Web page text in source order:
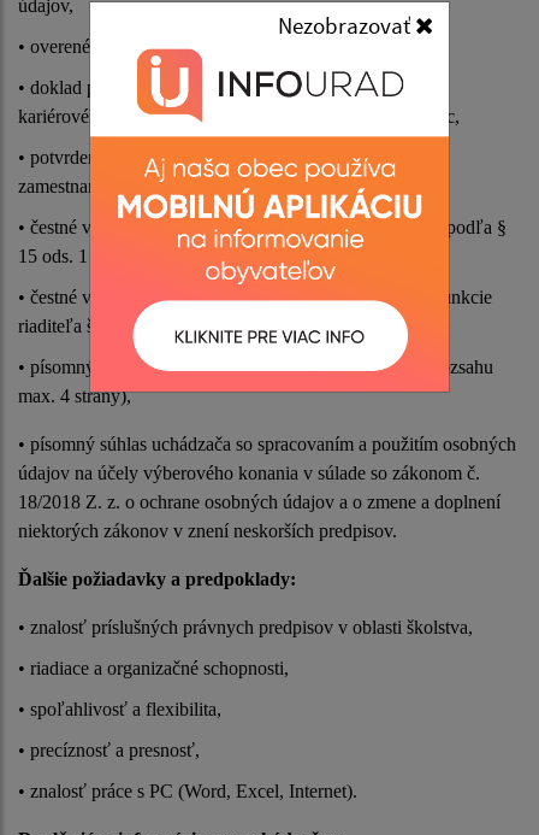
Nezobrazovať
údajov,
• overené kópie dokladov o dosiahnutom vzdelaní,
• doklad potvrdzujúci splnenie podmienky zaradenia do
kariérového stupňa samostatný pedagogický zamestnanec,
• potvrdenie o dĺžke výkonu činnosti pedagogického
zamestnanca,
• čestné vyhlásenie o splnení predpokladu bezúhonnosti podľa §
15 ods. 1 a 2 zákona,
• čestné vyhlásenie o zdravotnej spôsobilosti na výkon funkcie
riaditeľa školy,
• písomný návrh koncepcie rozvoja príslušnej školy (v rozsahu
max. 4 strany),
• písomný súhlas uchádzača so spracovaním a použitím osobných
údajov na účely výberového konania v súlade so zákonom č.
18/2018 Z. z. o ochrane osobných údajov a o zmene a doplnení
niektorých zákonov v znení neskorších predpisov.
Ďalšie požiadavky a predpoklady:
• znalosť príslušných právnych predpisov v oblasti školstva,
• riadiace a organizačné schopnosti,
• spoľahlivosť a flexibilita,
• precíznosť a presnosť,
• znalosť práce s PC (Word, Excel, Internet).